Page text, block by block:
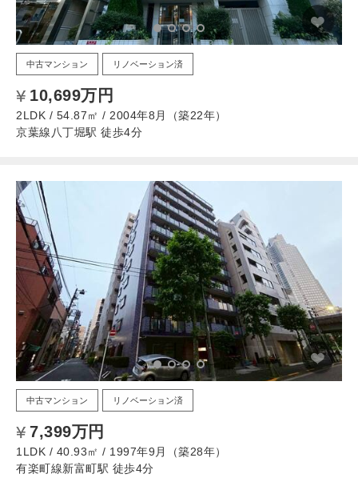
中古マンション リノベーション済
10,699万円
2LDK / 54.87㎡ / 2004年8月（築22年）
京葉線八丁堀駅 徒歩4分
中古マンション リノベーション済
7,399万円
1LDK / 40.93㎡ / 1997年9月（築28年）
有楽町線新富町駅 徒歩4分